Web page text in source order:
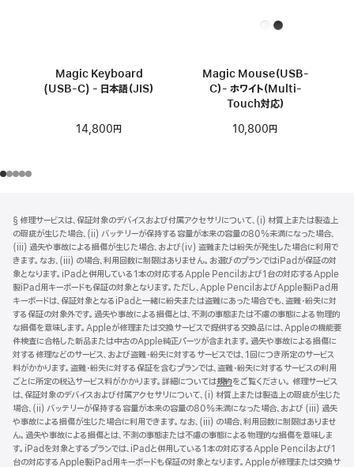
Magic Keyboard
(USB-C) - 日本語（JIS）
14,800円
Magic Mouse（USB-
C）- ホワイト（Multi-
Touch対応）
10,800円
ッ
タ
ー
注
§ 修理サービスは、保証対象のデバイスおよび付属アクセサリについて、(i) 材質上または製造上
の瑕疵が生じた場合、(ii) バッテリーが保持する容量が本来の容量の80%未満になった場合、
(iii) 過失や事故による損傷が生じた場合、および(iv) 盗難または紛失が発生した場合に利用で
きます。なお、(iii) の場合、利用回数に制限はありません。お選びのプランではiPadが保証の対
象となります。iPadと併用している1本の対応するApple Pencilおよび1台の対応するApple
製iPad用キーボードも保証の対象となります。ただし、Apple PencilおよびApple製iPad用
キーボードは、保証対象となるiPadと一緒に紛失または盗難にあった場合でも、盗難・紛失に対
する保証の対象外です。過失や事故による損傷とは、不測の事態または不慮の事態による物理的
な損傷を意味します。Appleが修理または交換サービスで提供する交換品には、Appleの機能要
件検査に合格した新品または中古のApple純正パーツが含まれます。過失や事故による損傷に
対する修理などのサービス、および盗難・紛失に対するサービスでは、1回につき所定のサービス
料がかかります。盗難・紛失に対する保証を含むプランでは、盗難・紛失に対するサービスの利用
ごとに所定の税込サービス料がかかります。詳細については規約（新
規
ウ
イ
ン
ド
ウ
をご覧ください。 修理サービス
は、保証対象のデバイスおよび付属アクセサリについて、(i) 材質上または製造上の瑕疵が生じた
場合、(ii) バッテリーが保持する容量が本来の容量の80%未満になった場合、および (iii) 過失
や事故による損傷が生じた場合に利用できます。なお、(iii) の場合、利用回数に制限はありませ
ん。過失や事故による損傷とは、不測の事態または不慮の事態による物理的な損傷を意味しま
す。iPadを対象とするプランでは、iPadと併用している1本の対応するApple Pencilおよび1
台の対応するApple製iPad用キーボードも保証の対象となります。Appleが修理または交換サ